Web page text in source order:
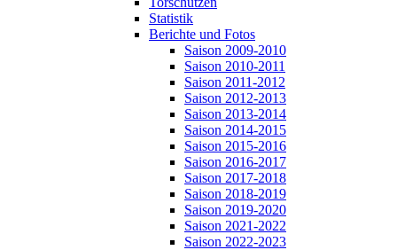
Statistik
Berichte und Fotos
Saison 2009-2010
Saison 2010-2011
Saison 2011-2012
Saison 2012-2013
Saison 2013-2014
Saison 2014-2015
Saison 2015-2016
Saison 2016-2017
Saison 2017-2018
Saison 2018-2019
Saison 2019-2020
Saison 2021-2022
Saison 2022-2023